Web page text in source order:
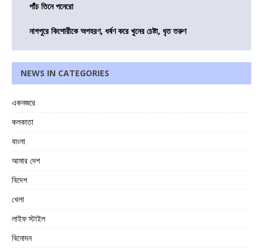
পাঁচ তিনে পনেরো
নাগপুরে কিশোরীকে অপহরণ, ধর্ষণ করে খুনের চেষ্টা, ধৃত তরুণ
NEWS IN CATEGORIES
একনজরে
কলকাতা
বাংলা
আমার দেশ
বিদেশ
খেলা
লাইফ স্টাইল
বিনোদন